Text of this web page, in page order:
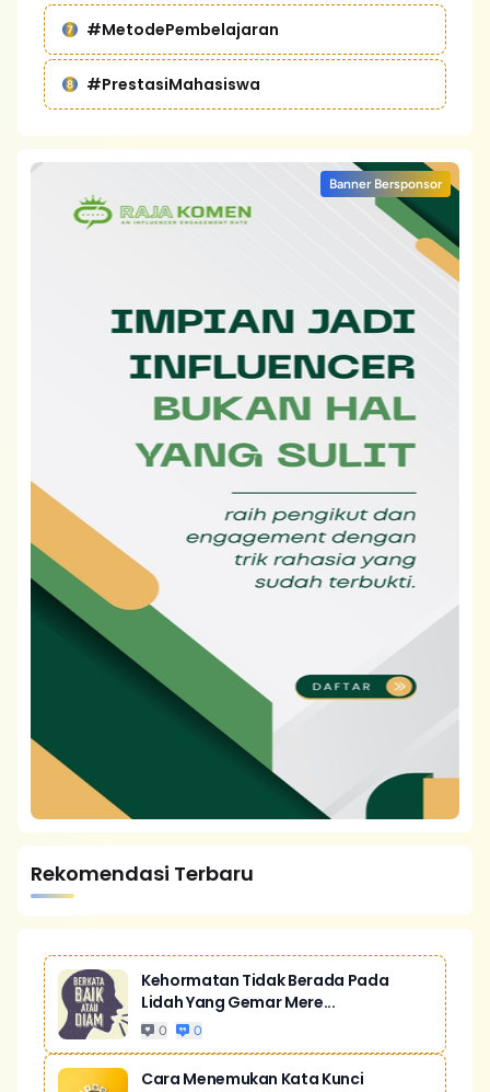
#MetodePembelajaran
#PrestasiMahasiswa
Banner Bersponsor
Rekomendasi Terbaru
Kehormatan Tidak Berada Pada
Lidah Yang Gemar Mere...
0 0
Cara Menemukan Kata Kunci